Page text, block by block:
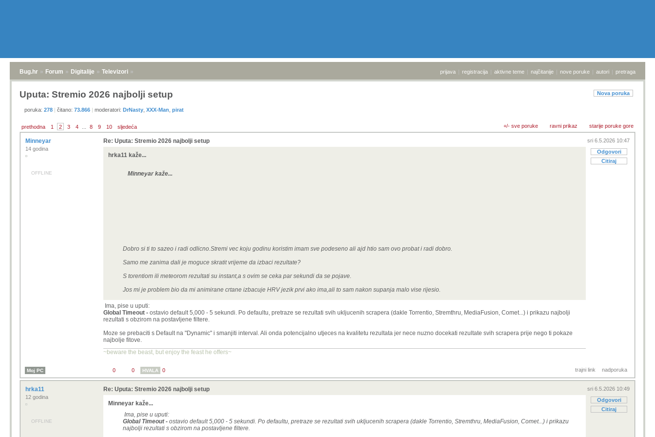
Bug.hr » Forum » Digitalije » Televizori » prijava | registracija | aktivne teme | najčitanije | nove poruke | autori | pretraga
Nova poruka
Uputa: Stremio 2026 najbolji setup
poruka: 278 | čitano: 73.866 | moderatori: DrNasty XXX-Man pirat
prethodna 1 2 3 4 8 9 10 sljedeća +/- sve poruke ravni prikaz starije poruke gore
Minneyar
14 godina
OFFLINE
sri 6.5.2026 10:47
Odgovori
Citiraj
Re: Uputa: Stremio 2026 najbolji setup
hrka11 kaže...
Minneyar kaže...
Dobro si ti to sazeo i radi odlicno.Stremi vec koju godinu koristim imam sve podeseno ali ajd htio sam ovo probat i radi dobro.
Samo me zanima dali je moguce skratit vrijeme da izbaci rezultate?
S torentiom ili meteorom rezultati su instant,a s ovim se ceka par sekundi da se pojave.
Jos mi je problem bio da mi animirane crtane izbacuje HRV jezik prvi ako ima,ali to sam nakon supanja malo vise rijesio.
Ima, pise u uputi:
Global Timeout - ostavio default 5,000 - 5 sekundi. Po defaultu, pretraze se rezultati svih ukljucenih scrapera (dakle Torrentio, Stremthru, MediaFusion, Comet...) i prikazu najbolji
rezultati s obzirom na postavljene filtere.
Moze se prebaciti s Default na "Dynamic" i smanjiti interval. Ali onda potencijalno utjeces na kvalitetu rezultata jer nece nuzno docekati rezultate svih scrapera prije nego ti pokaze
najbolje fitove.
~beware the beast, but enjoy the feast he offers~
Moj PC trajni link nadporuka
0 0 HVALA 0
hrka11
12 godina
OFFLINE
sri 6.5.2026 10:49
Odgovori
Citiraj
Re: Uputa: Stremio 2026 najbolji setup
Minneyar kaže...
Ima, pise u uputi:
Global Timeout - ostavio default 5,000 - 5 sekundi. Po defaultu, pretraze se rezultati svih ukljucenih scrapera (dakle Torrentio, Stremthru, MediaFusion, Comet...) i prikazu
najbolji rezultati s obzirom na postavljene filtere.